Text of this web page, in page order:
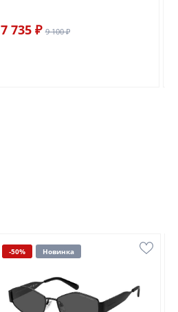
7 735 ₽ 9 100 ₽
-50% Новинка